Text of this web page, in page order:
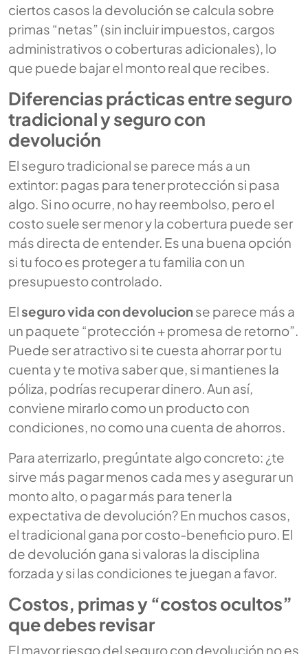
ciertos casos la devolución se calcula sobre
primas “netas” (sin incluir impuestos, cargos
administrativos o coberturas adicionales), lo
que puede bajar el monto real que recibes.
Diferencias prácticas entre seguro
tradicional y seguro con
devolución
El seguro tradicional se parece más a un
extintor: pagas para tener protección si pasa
algo. Si no ocurre, no hay reembolso, pero el
costo suele ser menor y la cobertura puede ser
más directa de entender. Es una buena opción
si tu foco es proteger a tu familia con un
presupuesto controlado.
Elseguro vida con devolucionse parece más a
un paquete “protección + promesa de retorno”.
Puede ser atractivo si te cuesta ahorrar por tu
cuenta y te motiva saber que, si mantienes la
póliza, podrías recuperar dinero. Aun así,
conviene mirarlo como un producto con
condiciones, no como una cuenta de ahorros.
Para aterrizarlo, pregúntate algo concreto: ¿te
sirve más pagar menos cada mes y asegurar un
monto alto, o pagar más para tener la
expectativa de devolución? En muchos casos,
el tradicional gana por costo-beneficio puro. El
de devolución gana si valoras la disciplina
forzada y si las condiciones te juegan a favor.
Costos, primas y “costos ocultos”
que debes revisar
El mayor riesgo del seguro con devolución no es